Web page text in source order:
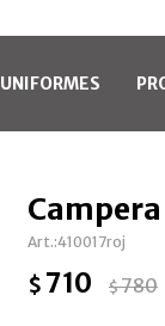
UNIFORMES
410017roj
$ 710 $780